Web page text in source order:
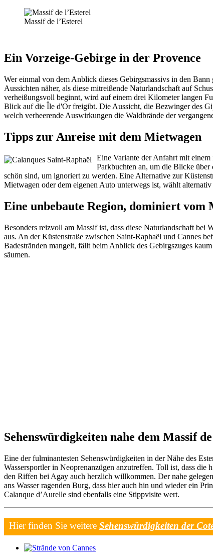
Massif de l’Esterel
Ein Vorzeige-Gebirge in der Provence
Wer einmal von dem Anblick dieses Gebirgsmassivs in den
Aussichten näher, als diese mitreißende Naturlandschaft auf
verheißungsvoll beginnt, wird auf einem drei Kilometer langen
Blick auf die Île d'Or freigibt. Die Aussicht, die Bezwinger des
welch verheerende Auswirkungen die Waldbrände der
Tipps zur Anreise mit dem Mietwagen
Eine Variante der Anfahrt mit
Parkbuchten an, um die Blicke
schön sind, um ignoriert zu werden. Eine Alternative zur
Mietwagen oder dem eigenen Auto unterwegs ist, wählt
Eine unbebaute Region, dominiert vom
Besonders reizvoll am Massif ist, dass diese Naturlandschaft bei
aus. An der Küstenstraße zwischen Saint-Raphaël und Cannes
Badestränden mangelt, fällt beim Anblick des Gebirgszuges
säumen.
Sehenswürdigkeiten nahe dem Massif
Eine der fulminantesten Sehenswürdigkeiten in der Nähe des
Wassersportler in Neoprenanzügen anzutreffen. Toll ist, dass
den Riffen bei Agay auch herzlich willkommen. Der nahe
ans Wasser ragenden Burg, dass hier auch hin und wieder ein
Calanque d’Aurelle sind ebenfalls eine Stippvisite wert.
Hier finden Sie weitere Sehenswürdigkeiten der